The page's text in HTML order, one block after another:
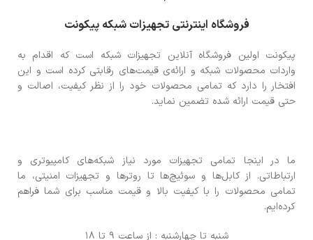
فروشگاه اینترنتی تجهیزات شبکه پیکونت
پیکونت اولین فروشگاه آنلاین تجهیزات شبکه است که اقدام به
واردات محصولات شبکه و ارائه‌ی قیمت‌های رقابتی کرده است و این
افتخار را دارد که تمامی محصولات خود را از نظر کیفیت، اصالت و
حتی قیمت ارائه شده تضمین نماید.
ما در اینجا تمامی تجهیزات مورد نیاز شبکه‌های کامپیوتری و
ارتباطاتی. از کابل‌ها و سوئیچ‌ها تا روترها و تجهیزات امنیتی، ما
تمامی محصولات را با کیفیت بالا و قیمت مناسب برای شما فراهم
کرده‌ایم.
شنبه تا چهارشنبه : از ساعت 9 تا 18